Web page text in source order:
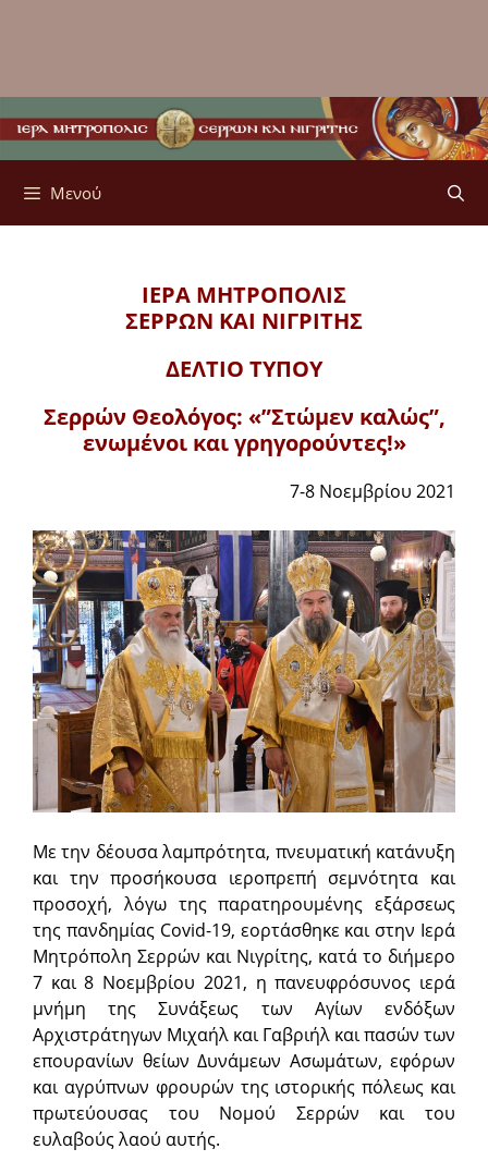
Μενού
ΙΕΡΑ ΜΗΤΡΟΠΟΛΙΣ
ΣΕΡΡΩΝ ΚΑΙ ΝΙΓΡΙΤΗΣ
ΔΕΛΤΙΟ ΤΥΠΟΥ
Σερρών Θεολόγος: «”Στώμεν καλώς”,
ενωμένοι και γρηγορούντες!»
7-8 Νοεμβρίου 2021
Με την δέουσα λαμπρότητα, πνευματική κατάνυξη
και την προ­σήκουσα ιεροπρεπή σεμνότητα και
προσοχή, λόγω της παρατηρουμένης εξάρσεως
της πανδημίας Covid-19, εορτάσθηκε και στην Ιερά
Μητρόπολη Σερρών και Νιγρίτης, κατά το διήμερο
7 και 8 Νοεμβρίου 2021, η πανευφρόσυνος ιερά
μνήμη της Συνάξεως των Αγίων ενδόξων
Αρχιστράτηγων Μιχαήλ και Γαβριήλ και πασών των
επουρανίων θείων Δυνάμεων Ασωμάτων, εφόρων
και αγρύπνων φρουρών της ιστορικής πόλεως και
πρωτεύου­σας του Νομού Σερρών και του
ευλαβούς λαού αυτής.